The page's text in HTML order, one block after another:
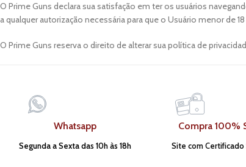
O Prime Guns declara sua satisfação em ter os usuários
a qualquer autorização necessária para que o Usuário menor de
O Prime Guns reserva o direito de alterar sua política de
Whatsapp
Segunda a Sexta das 10h às 18h
Compra 100%
Site com Certificado